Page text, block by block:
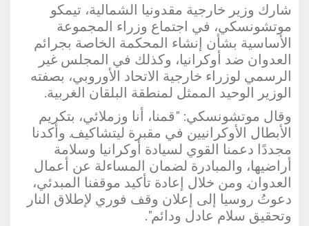
شارك وزير خارجية مقدونيا الشمالية، تيمكو
موتشونسكي، في اجتماع وزراء المجموعة
الأساسية بشأن إنشاء المحكمة الخاصة بجرائم
العدوان ضد أوكرانيا، وكذلك في المجلس غير
الرسمي لوزراء خارجية الاتحاد الأوروبي، بصفته
الوزير الوحيد الممثل لمنطقة البلقان الغربية.
وقال موتشونسكي: "قمنا، أنا وزملائي، بتكريم
الأبطال الأوكرانيين في مقبرة ليتشاكيف. وأكدنا
مجددًا دعمنا القوي لسيادة أوكرانيا وسلامة
أراضيها، والمبادرة لضمان المساءلة عن أعمال
العدوان. ومن خلال إعادة تأكيد موقفنا المبدئي،
دعوتُ روسيا إلى إعلان وقف فوري لإطلاق النار
وتحقيق سلام عادل ودائم".